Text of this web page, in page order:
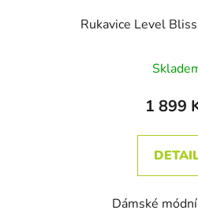
Rukavice Level
1 899
Dámské